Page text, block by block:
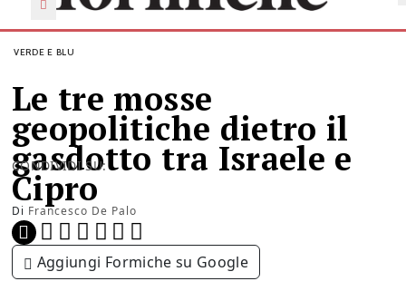
VERDE E BLU
Le tre mosse
geopolitiche dietro il
gasdotto tra Israele e
Cipro
Di Francesco De Palo
CONDIVIDI SU:
Aggiungi Formiche su Google